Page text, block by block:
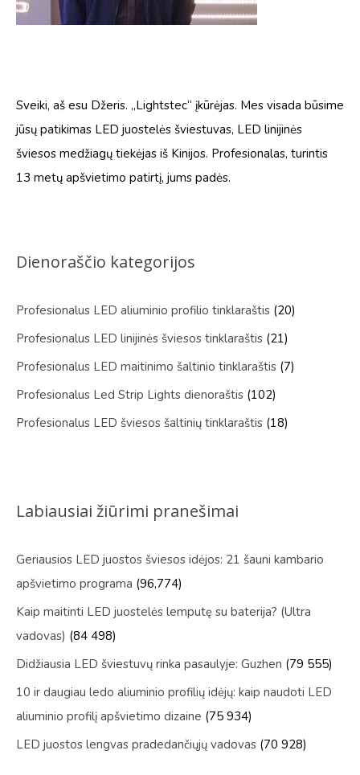
Sveiki, aš esu Džeris. „Lightstec“ įkūrėjas. Mes visada būsime
jūsų patikimas LED juostelės šviestuvas, LED linijinės
šviesos medžiagų tiekėjas iš Kinijos. Profesionalas, turintis
13 metų apšvietimo patirtį, jums padės.
Dienoraščio kategorijos
Profesionalus LED aliuminio profilio tinklaraštis (20)
Profesionalus LED linijinės šviesos tinklaraštis (21)
Profesionalus LED maitinimo šaltinio tinklaraštis (7)
Profesionalus Led Strip Lights dienoraštis (102)
Profesionalus LED šviesos šaltinių tinklaraštis (18)
Labiausiai žiūrimi pranešimai
Geriausios LED juostos šviesos idėjos: 21 šauni kambario
apšvietimo programa (96,774)
Kaip maitinti LED juostelės lemputę su baterija? (Ultra
vadovas) (84 498)
Didžiausia LED šviestuvų rinka pasaulyje: Guzhen (79 555)
10 ir daugiau ledo aliuminio profilių idėjų: kaip naudoti LED
aliuminio profilį apšvietimo dizaine (75 934)
LED juostos lengvas pradedančiųjų vadovas (70 928)